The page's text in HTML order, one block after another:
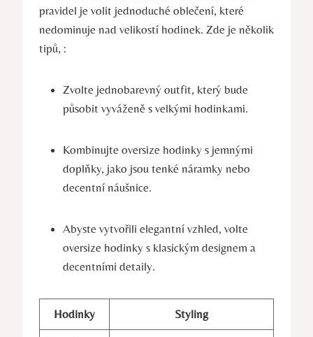
pravidel je volit jednoduché oblečení, které
nedominuje nad velikostí hodinek. Zde je několik
tipů, :
Zvolte jednobarevný outfit, který bude
působit vyváženě s velkými hodinkami.
Kombinujte oversize hodinky s jemnými
doplňky, jako jsou tenké náramky nebo
decentní náušnice.
Abyste vytvořili elegantní vzhled, volte
oversize hodinky s klasickým designem a
decentními detaily.
Hodinky Styling